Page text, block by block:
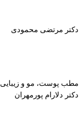
دکتر مرتضی محمودی
مطب پوست، مو و زیبایی
دکتر دلارام پورمهران